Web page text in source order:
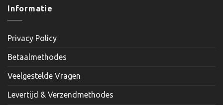
Informatie
Privacy Policy
Betaalmethodes
Veelgestelde Vragen
Levertijd & Verzendmethodes